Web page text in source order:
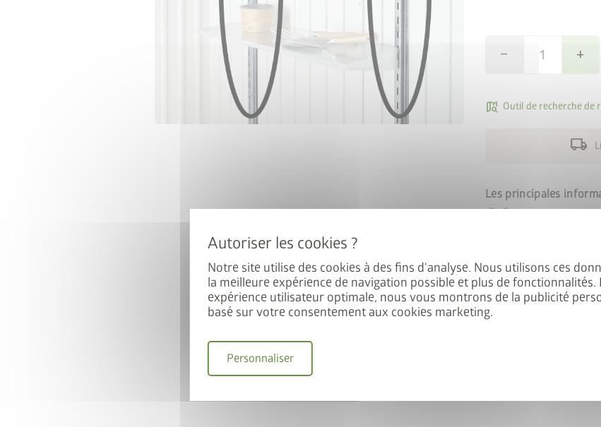
Notre site utilise des cookies à des fins d'analyse. Nous utilisons ces
la meilleure expérience de navigation possible et plus de
expérience utilisateur optimale, nous vous montrons de la publicité
basé sur votre consentement aux cookies marketing.
Personnaliser
remove add
map_search Outil de recherche de
local_shipping
Les principales
d’œil :
Fixations
étagères, bacs
Galvanisées à